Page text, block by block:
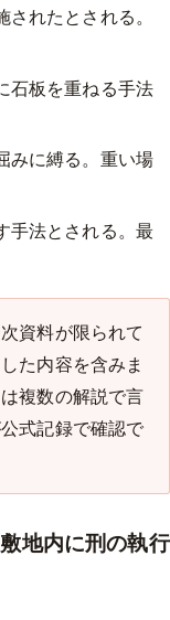
されたとされる。
石板を重ねる手法
みに縛る。重い場
手法とされる。最
資料が限られて
た内容を含みま
複数の解説で言
式記録で確認で
地内に刑の執行